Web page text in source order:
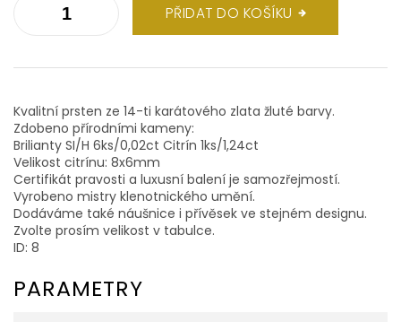
PŘIDAT DO KOŠÍKU
Kvalitní prsten ze 14-ti karátového zlata žluté barvy.
Zdobeno přírodními kameny:
Brilianty SI/H 6ks/0,02ct Citrín 1ks/1,24ct
Velikost citrínu: 8x6mm
Certifikát pravosti a luxusní balení je samozřejmostí.
Vyrobeno mistry klenotnického umění.
Dodáváme také náušnice i přívěsek ve stejném designu.
Zvolte prosím velikost v tabulce.
ID: 8
PARAMETRY